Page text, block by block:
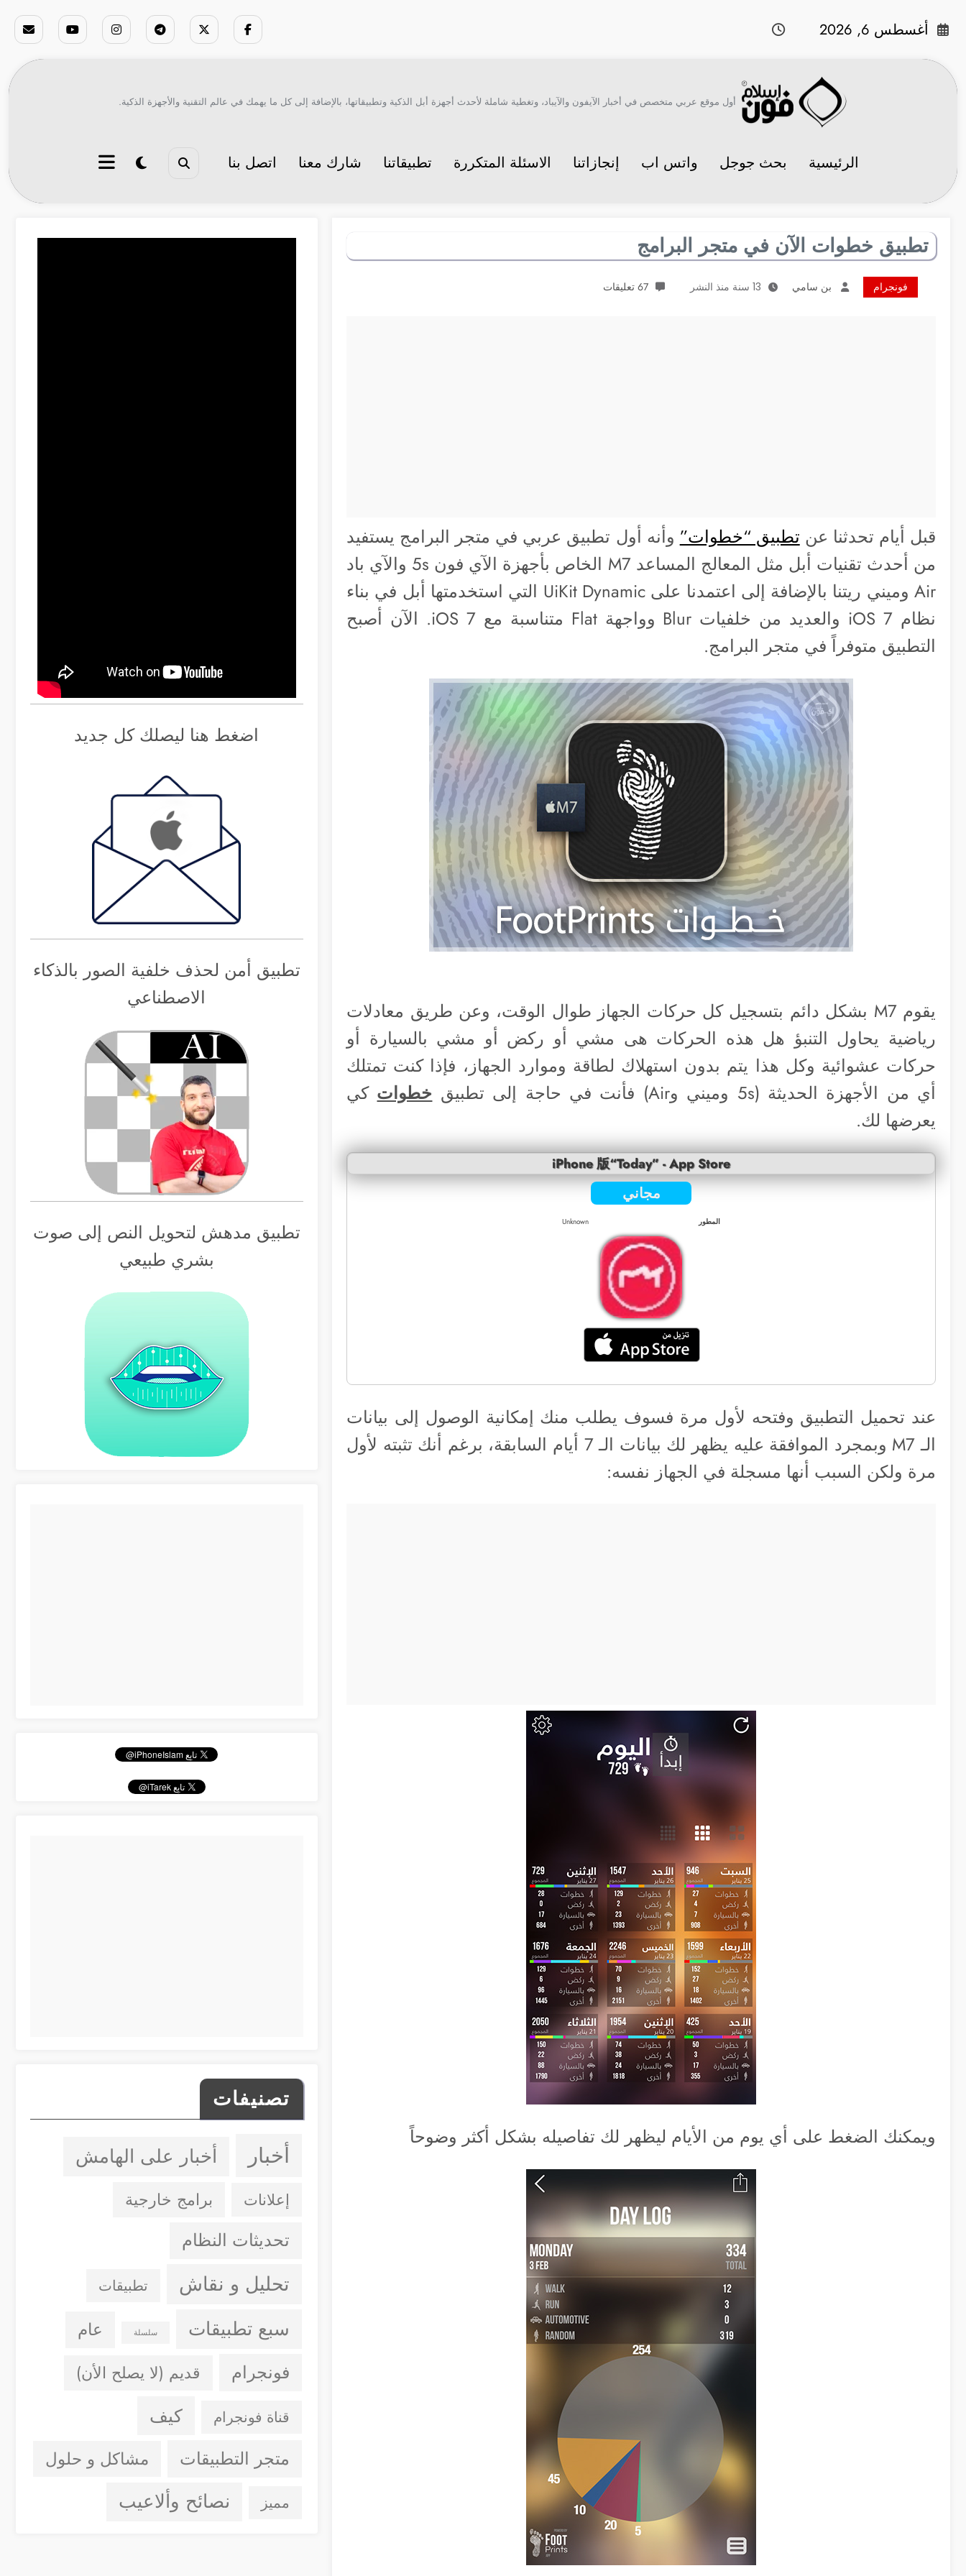
أغسطس 6, 2026
أول موقع عربي متخصص في أخبار الآيفون والآيباد، وتغطية شاملة لأحدث أجهزة أبل الذكية وتطبيقاتها، بالإضافة إلى كل ما يهمك في عالم التقنية والأجهزة الذكية.
الرئيسية بحث جوجل واتس اب إنجازاتنا الاسئلة المتكررة تطبيقاتنا شارك معنا اتصل بنا
تطبيق خطوات الآن في متجر البرامج
فونجرام بن سامي 13 سنة منذ النشر 67 تعليقات
قبل أيام تحدثنا عن تطبيق “خطوات” وأنه أول تطبيق عربي في متجر البرامج يستفيد
من أحدث تقنيات أبل مثل المعالج المساعد M7 الخاص بأجهزة الآي فون 5s والآي باد
Air وميني ريتنا بالإضافة إلى اعتمدنا على UiKit Dynamic التي استخدمتها أبل في بناء
نظام iOS 7 والعديد من خلفيات Blur وواجهة Flat متناسبة مع iOS 7. الآن أصبح
التطبيق متوفراً في متجر البرامج.
يقوم M7 بشكل دائم بتسجيل كل حركات الجهاز طوال الوقت، وعن طريق معادلات
رياضية يحاول التنبؤ هل هذه الحركات هى مشي أو ركض أو مشي بالسيارة أو
حركات عشوائية وكل هذا يتم بدون استهلاك لطاقة وموارد الجهاز، فإذا كنت تمتلك
أي من الأجهزة الحديثة (5s وميني وAir) فأنت في حاجة إلى تطبيق
خطوات كي
يعرضها لك.
iPhone 版“Today” - App Store
مجاني
المطور Unknown
عند تحميل التطبيق وفتحه لأول مرة فسوف يطلب منك إمكانية الوصول إلى بيانات
الـ M7 وبمجرد الموافقة عليه يظهر لك بيانات الـ 7 أيام السابقة، برغم أنك تثبته لأول
مرة ولكن السبب أنها مسجلة في الجهاز نفسه:
ويمكنك الضغط على أي يوم من الأيام ليظهر لك تفاصيله بشكل أكثر وضوحاً
اضغط هنا ليصلك كل جديد
تطبيق أمن لحذف خلفية الصور بالذكاء
الاصطناعي
تطبيق مدهش لتحويل النص إلى صوت
بشري طبيعي
تصنيفات
أخبار أخبار على الهامش
إعلانات برامج خارجية
تحديثات النظام
تحليل و نقاش تطبيقات
سبع تطبيقات سلسلة عام
فونجرام قديم (لا يصلح الأن)
قناة فونجرام كيف
متجر التطبيقات مشاكل و حلول
مميز نصائح وألاعيب